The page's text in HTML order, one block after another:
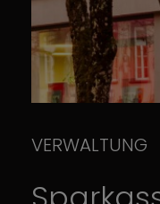
VERWALTUNG